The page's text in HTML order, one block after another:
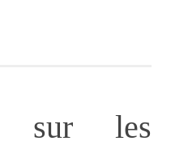
sur les